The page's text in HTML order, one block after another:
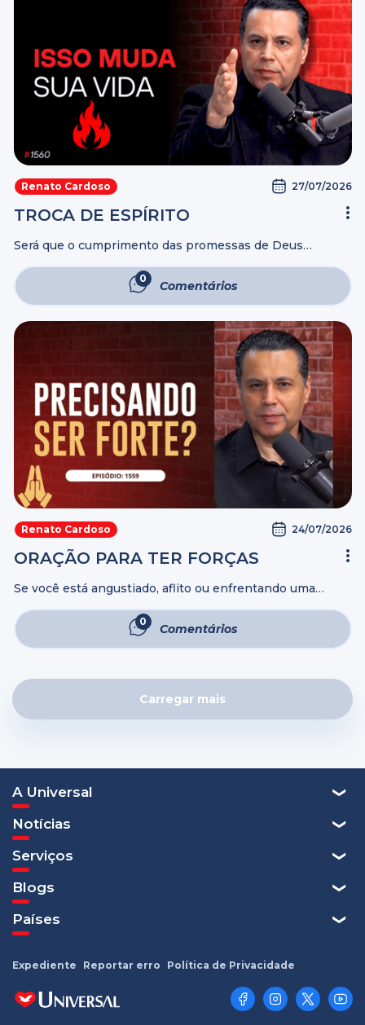
Renato Cardoso 27/07/2026
TROCA DE ESPÍRITO
Será que o cumprimento das promessas de Deus
algumas promessas parecem nunca se cumprir? Neste
vídeo, você vai descobrir qual é ...
0 Comentários
Renato Cardoso 24/07/2026
ORAÇÃO PARA TER FORÇAS
Se você está angustiado, aflito ou enfrentando uma
Una-se a nós com fé e entregue suas lutas nas mãos de
Deus. ...
0 Comentários
Carregar mais
A Universal
Notícias
Serviços
Blogs
Países
Expediente Reportar erro Política de Privacidade